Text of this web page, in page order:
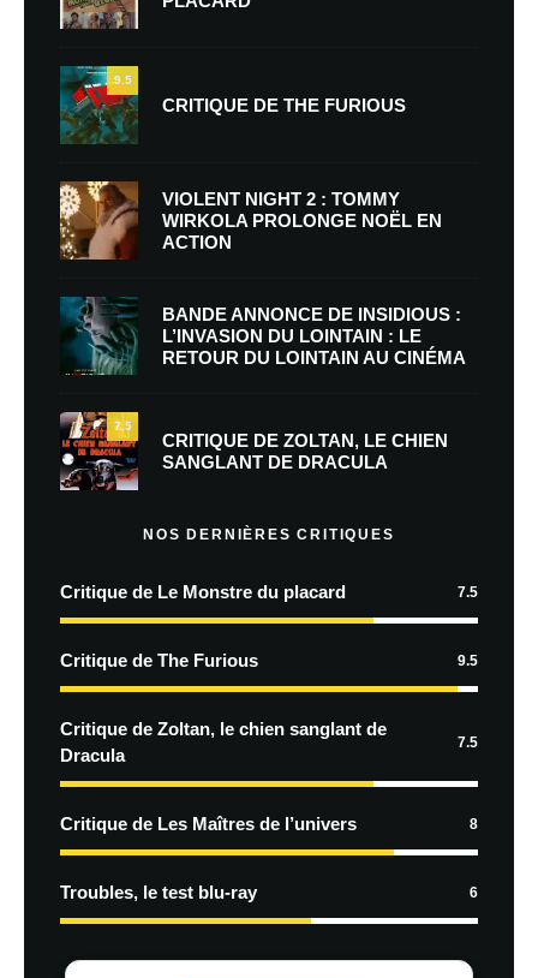
9.5
CRITIQUE DE THE FURIOUS
VIOLENT NIGHT 2 : TOMMY
WIRKOLA PROLONGE NOËL EN
ACTION
BANDE ANNONCE DE INSIDIOUS :
L’INVASION DU LOINTAIN : LE
RETOUR DU LOINTAIN AU CINÉMA
7.5
CRITIQUE DE ZOLTAN, LE CHIEN
SANGLANT DE DRACULA
NOS DERNIÈRES CRITIQUES
Critique de Le Monstre du placard 7.5
Critique de The Furious 9.5
Critique de Zoltan, le chien sanglant de
Dracula
7.5
Critique de Les Maîtres de l’univers 8
Troubles, le test blu-ray 6